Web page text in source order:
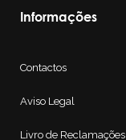
Informações
Contactos
Aviso Legal
Livro de Reclamações